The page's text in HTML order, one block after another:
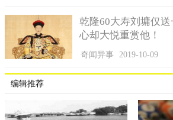
乾隆60大寿刘墉仅
心却大悦重赏他！
奇闻异事 2019-10-09
编辑推荐